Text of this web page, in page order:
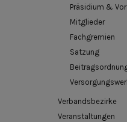
Präsidium &
Mitglieder
Fachgremien
Satzung
Verbandsbezirke
Veranstaltungen